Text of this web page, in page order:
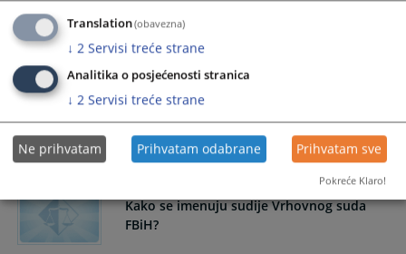
Predsjednik Vrhovnog suda FBiH
Ko imenuje predsjednika suda i koje su
njegove dužnosti?
Imenovanje i dužnosti predsjednika suda
Kako se imenuju sudije Vrhovnog suda
FBiH?
Translation(obavezna)
↓ 2 Servisi treće strane
Analitika o posjećenosti stranica
↓ 2 Servisi treće strane
Ne prihvatam Prihvatam odabrane Prihvatam sve
Pokreće Klaro!